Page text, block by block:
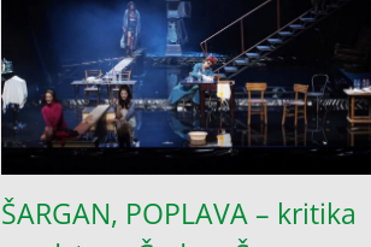
ŠARGAN, POPLAVA – kritika